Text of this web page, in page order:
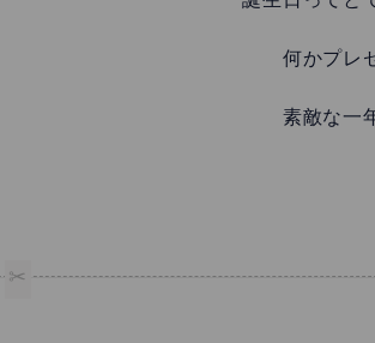
何かプレ
素敵な一